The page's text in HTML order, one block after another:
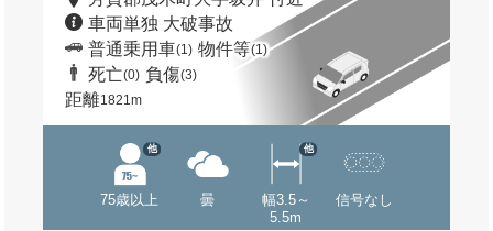
車両単独 大破事故
普通乗用車(1) 物件等(1)
死亡(0) 負傷(3)
距離1821m
75歳以上
他
曇
幅3.5～
5.5m
他
信号なし